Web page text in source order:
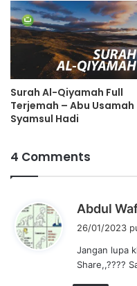
Surah Al-Qiyamah Full
Terjemah – Abu Usamah
Syamsul Hadi
4 Comments
Abdul
26/01/2023
Jangan lupa
Share,,????